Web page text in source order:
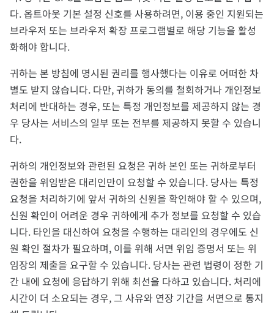
다. 옵트아웃 기본 설정 신호를 사용하려면, 이용 중인 지원되는
브라우저 또는 브라우저 확장 프로그램별로 해당 기능을 활성
화해야 합니다.
귀하는 본 방침에 명시된 권리를 행사했다는 이유로 어떠한 차
별도 받지 않습니다. 다만, 귀하가 동의를 철회하거나 개인정보
처리에 반대하는 경우, 또는 특정 개인정보를 제공하지 않는 경
우 당사는 서비스의 일부 또는 전부를 제공하지 못할 수 있습니
다.
귀하의 개인정보와 관련된 요청은 귀하 본인 또는 귀하로부터
권한을 위임받은 대리인만이 요청할 수 있습니다. 당사는 특정
요청을 처리하기에 앞서 귀하의 신원을 확인해야 할 수 있으며,
신원 확인이 어려운 경우 귀하에게 추가 정보를 요청할 수 있습
니다. 타인을 대신하여 요청을 수행하는 대리인의 경우에도 신
원 확인 절차가 필요하며, 이를 위해 서면 위임 증명서 또는 위
임장의 제출을 요구할 수 있습니다. 당사는 관련 법령이 정한 기
간 내에 요청에 응답하기 위해 최선을 다하고 있습니다. 처리에
시간이 더 소요되는 경우, 그 사유와 연장 기간을 서면으로 통지